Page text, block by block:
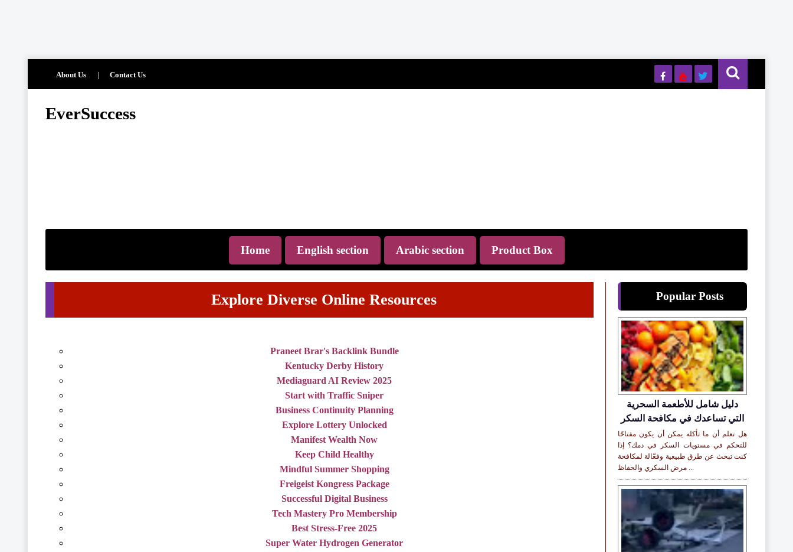
About Us Contact Us
EverSuccess
Home English section Arabic section Product Box
Explore Diverse Online Resources
Praneet Brar's Backlink Bundle
Kentucky Derby History
Mediaguard AI Review 2025
Start with Traffic Sniper
Business Continuity Planning
Explore Lottery Unlocked
Manifest Wealth Now
Keep Child Healthy
Mindful Summer Shopping
Freigeist Kongress Package
Successful Digital Business
Tech Mastery Pro Membership
Best Stress-Free 2025
Super Water Hydrogen Generator
Popular Posts
دليل شامل للأطعمة السحرية
التي تساعدك في مكافحة السكر
هل تعلم أن ما تأكله يمكن أن يكون مفتاحًا
للتحكم في مستويات السكر في دمك؟ إذا
كنت تبحث عن طرق طبيعية وفعّالة لمكافحة
مرض السكري والحفاظ ...